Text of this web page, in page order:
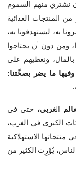
نشتري منهم السموم
من المنتجات الغذائية
به، ليستهدفونا به،
ومن دون أن يحتاجوا
بالمال، ونعطيهم على
وفيها ما يضر بصحَّتنا:
الغربي، حتى في
الكبرى في الغرب،
الاستهلاكية
يُوْرِث الكثير من